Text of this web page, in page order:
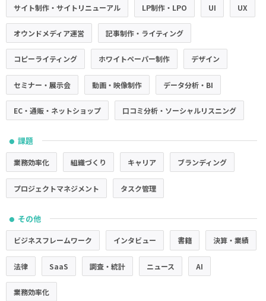
サイト制作・サイトリニューアル LP制作・LPO UI UX
オウンドメディア運営 記事制作・ライティング
コピーライティング ホワイトペーパー制作 デザイン
セミナー・展示会 動画・映像制作 データ分析・BI
EC・通販・ネットショップ 口コミ分析・ソーシャルリスニング
● 課題
業務効率化 組織づくり キャリア ブランディング
プロジェクトマネジメント タスク管理
● その他
ビジネスフレームワーク インタビュー 書籍 決算・業績
法律 SaaS 調査・統計 ニュース AI
業務効率化